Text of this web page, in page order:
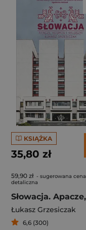
KSIĄŻKA
35,80 zł
59,90 zł - sugerowana cena
detaliczna
Łukasz Grzesiczak
6,6 (300)